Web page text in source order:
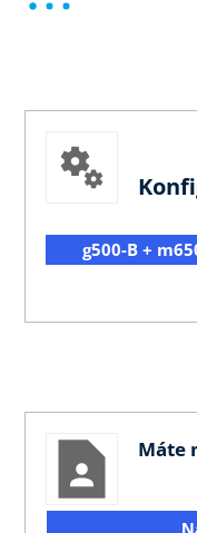
g500-B +
Máte